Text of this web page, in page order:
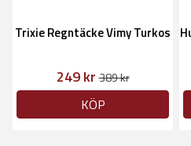
Trixie Regntäcke Vimy Turkos
249 kr389 kr
KÖP